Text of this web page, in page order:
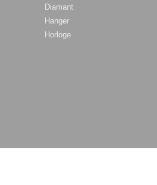
Diamant
Hanger
Horloge